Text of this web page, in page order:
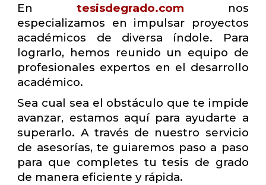
En tesisdegrado.com nos
especializamos en impulsar proyectos
académicos de diversa índole. Para
lograrlo, hemos reunido un equipo de
profesionales expertos en el desarrollo
académico.
Sea cual sea el obstáculo que te impide
avanzar, estamos aquí para ayudarte a
superarlo. A través de nuestro servicio
de asesorías, te guiaremos paso a paso
para que completes tu tesis de grado
de manera eficiente y rápida.